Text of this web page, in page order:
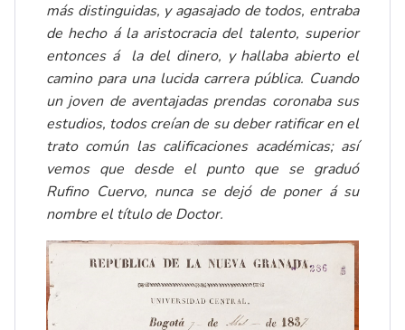
más distinguidas, y agasajado de todos, entraba
de hecho á la aristocracia del talento, superior
entonces á la del dinero, y hallaba abierto el
camino para una lucida carrera pública. Cuando
un joven de aventajadas prendas coronaba sus
estudios, todos creían de su deber ratificar en el
trato común las calificaciones académicas; así
vemos que desde el punto que se graduó
Rufino Cuervo, nunca se dejó de poner á su
nombre el título de Doctor.